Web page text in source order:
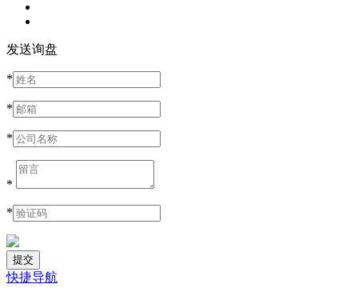
发送询盘
*
*
*
*
*
快捷导航